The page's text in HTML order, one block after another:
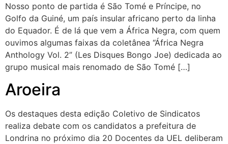
Nosso ponto de partida é São Tomé e Príncipe, no
Golfo da Guiné, um país insular africano perto da linha
do Equador. É de lá que vem a África Negra, com quem
ouvimos algumas faixas da coletânea “África Negra
Anthology Vol. 2” (Les Disques Bongo Joe) dedicada ao
grupo musical mais renomado de São Tomé […]
Aroeira
Os destaques desta edição Coletivo de Sindicatos
realiza debate com os candidatos a prefeitura de
Londrina no próximo dia 20 Docentes da UEL deliberam